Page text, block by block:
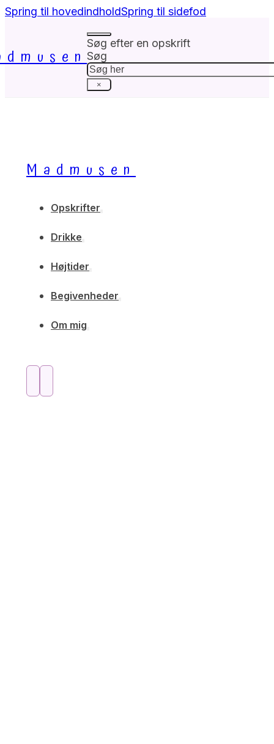
Spring til hovedindholdSpring til sidefod
Søg efter en opskrift
Søg
×
Madmusen
Opskrifter
Drikke
Højtider
Begivenheder
Om mig